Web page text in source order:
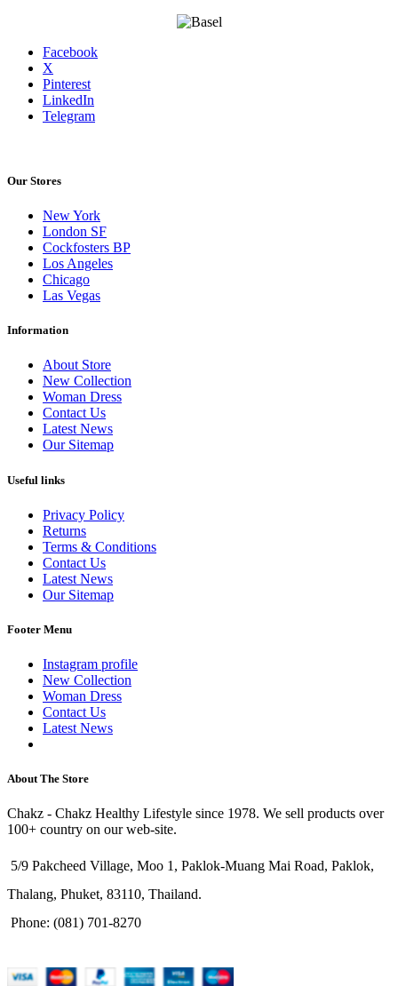
Facebook
X
Pinterest
LinkedIn
Telegram
Our Stores
New York
London SF
Cockfosters BP
Los Angeles
Chicago
Las Vegas
Information
About Store
New Collection
Woman Dress
Contact Us
Latest News
Our Sitemap
Useful links
Privacy Policy
Returns
Terms & Conditions
Contact Us
Latest News
Our Sitemap
Footer Menu
Instagram profile
New Collection
Woman Dress
Contact Us
Latest News
About The Store
Chakz - Chakz Healthy Lifestyle since 1978. We sell products over
100+ country on our web-site.
5/9 Pakcheed Village, Moo 1, Paklok-Muang Mai Road, Paklok,
Thalang, Phuket, 83110, Thailand.
Phone: (081) 701-8270